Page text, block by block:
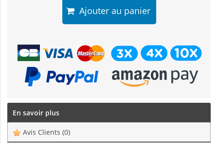
Ajouter au panier
En savoir plus
Avis Clients (0)